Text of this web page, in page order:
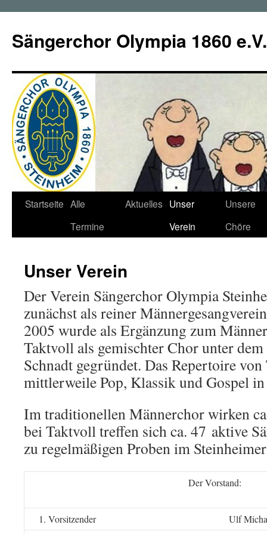
springen
Sängerchor Olympia 1860
Startseite Alle
Termine
Aktuelles Unser
Verein
Unsere
Chöre
Unser Verein
Der Verein Sängerchor Olympia
zunächst als reiner
2005 wurde als Ergänzung zum
Taktvoll als gemischter Chor unter
Schnadt gegründet. Das Repertoire
mittlerweile Pop, Klassik und Gospel
Im traditionellen Männerchor wirken
bei Taktvoll treffen sich ca. 47 aktive
zu regelmäßigen Proben im
Der Vorstand:
1. Vorsitzender
Ulf